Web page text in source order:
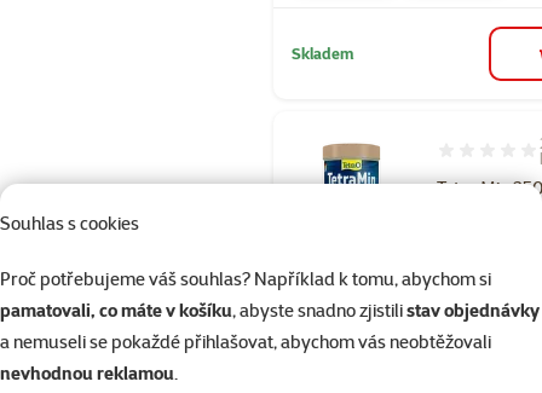
Souhlas s cookies
Proč potřebujeme váš souhlas? Například k tomu, abychom si
pamatovali, co máte v košíku, abyste snadno zjistilistav objednávky
a nemuseli se pokaždé přihlašovat, abychom vás neobtěžovali
nevhodnou reklamou.
Skladem
Tetra Min
Hodnocení